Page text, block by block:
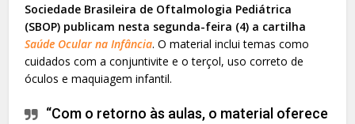
Sociedade Brasileira de Oftalmologia Pediátrica
(SBOP) publicam nesta segunda-feira (4) a cartilha
Saúde Ocular na Infância. O material inclui temas como
cuidados com a conjuntivite e o terçol, uso correto de
óculos e maquiagem infantil.
“Com o retorno às aulas, o material oferece